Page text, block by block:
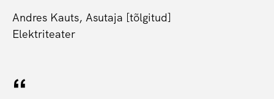
Andres Kauts, Asutaja [tõlgitud]
Elektriteater